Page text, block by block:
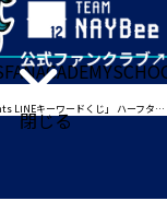
閉じる
FANACADEMY
くじ」 ハーフタイム抽選会実施のお知らせ